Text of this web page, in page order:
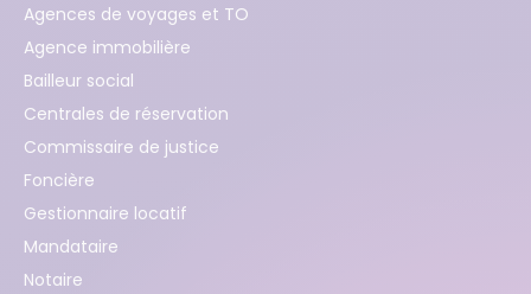
Agences de voyages et TO
Agence immobilière
Bailleur social
Centrales de réservation
Commissaire de justice
Foncière
Gestionnaire locatif
Mandataire
Notaire